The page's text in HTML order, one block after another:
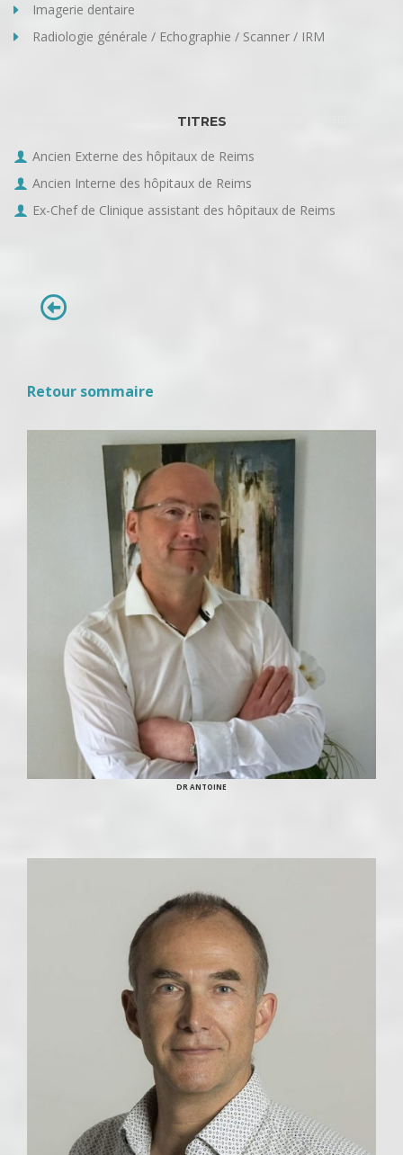
Imagerie dentaire
Radiologie générale / Echographie / Scanner / IRM
TITRES
Ancien Externe des hôpitaux de Reims
Ancien Interne des hôpitaux de Reims
Ex-Chef de Clinique assistant des hôpitaux de Reims
Retour sommaire
DR ANTOINE